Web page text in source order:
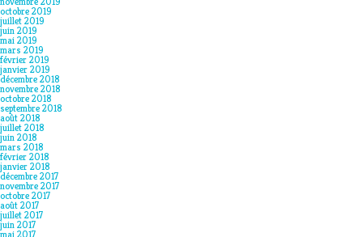
octobre 2019
juillet 2019
juin 2019
mai 2019
mars 2019
février 2019
janvier 2019
décembre 2018
novembre 2018
octobre 2018
septembre 2018
août 2018
juillet 2018
juin 2018
mars 2018
février 2018
janvier 2018
décembre 2017
novembre 2017
octobre 2017
août 2017
juillet 2017
juin 2017
mai 2017